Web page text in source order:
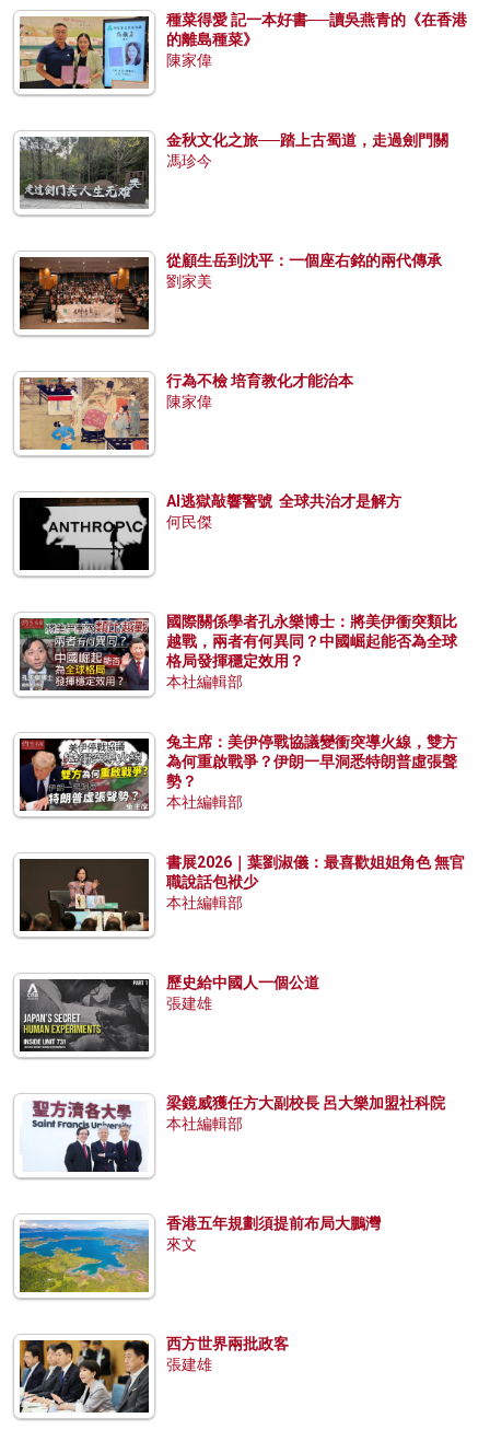
種菜得愛 記一本好書──讀吳燕青的《在香港
的離島種菜》
陳家偉
金秋文化之旅──踏上古蜀道，走過劍門關
馮珍今
從顧生岳到沈平：一個座右銘的兩代傳承
劉家美
行為不檢 培育教化才能治本
陳家偉
AI逃獄敲響警號 全球共治才是解方
何民傑
國際關係學者孔永樂博士：將美伊衝突類比
越戰，兩者有何異同？中國崛起能否為全球
格局發揮穩定效用？
本社編輯部
兔主席：美伊停戰協議變衝突導火線，雙方
為何重啟戰爭？伊朗一早洞悉特朗普虛張聲
勢？
本社編輯部
書展2026｜葉劉淑儀：最喜歡姐姐角色 無官
職說話包袱少
本社編輯部
歷史給中國人一個公道
張建雄
梁鏡威獲任方大副校長 呂大樂加盟社科院
本社編輯部
香港五年規劃須提前布局大鵬灣
來文
西方世界兩批政客
張建雄